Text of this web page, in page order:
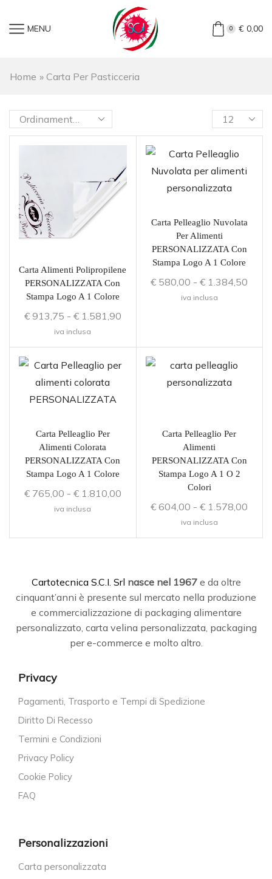
MENU 0 €0,00
Home » Carta Per Pasticceria
Carta Alimenti Polipropilene
PERSONALIZZATA Con
Stampa Logo A 1 Colore
€913,75 - €1.581,90
iva inclusa
Carta Pelleaglio Nuvolata
Per Alimenti
PERSONALIZZATA Con
Stampa Logo A 1 Colore
€ 580,00 - € 1.384,50
iva inclusa
Carta Pelleaglio Per
Alimenti Colorata
PERSONALIZZATA Con
Stampa Logo A 1 Colore
€765,00 - €1.810,00
iva inclusa
Carta Pelleaglio Per
Alimenti
PERSONALIZZATA Con
Stampa Logo A 1 O 2
Colori
€ 604,00 - € 1.578,00
iva inclusa
Cartotecnica S.C.I. Srl nasce nel 1967e da oltre
cinquant’anni è presente sul mercato nella produzione
e commercializzazione di packaging alimentare
personalizzato, carta velina personalizzata, packaging
per e-commerce e molto altro.
Privacy
Pagamenti, Trasporto e Tempi di Spedizione
Diritto Di Recesso
Termini e Condizioni
Privacy Policy
Cookie Policy
FAQ
Personalizzazioni
Carta personalizzata